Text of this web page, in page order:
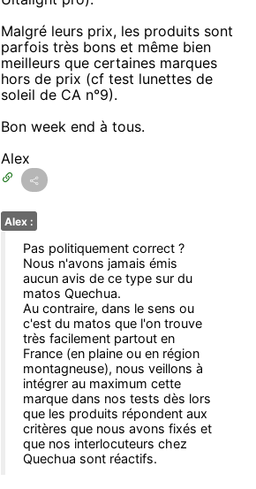
Malgré leurs prix, les produits sont
parfois très bons et même bien
meilleurs que certaines marques
hors de prix (cf test lunettes de
soleil de CA n°9).
Bon week end à tous.
Alex
Alex :
Pas politiquement correct ?
Nous n'avons jamais émis
aucun avis de ce type sur du
matos Quechua.
Au contraire, dans le sens ou
c'est du matos que l'on trouve
très facilement partout en
France (en plaine ou en région
montagneuse), nous veillons à
intégrer au maximum cette
marque dans nos tests dès lors
que les produits répondent aux
critères que nous avons fixés et
que nos interlocuteurs chez
Quechua sont réactifs.